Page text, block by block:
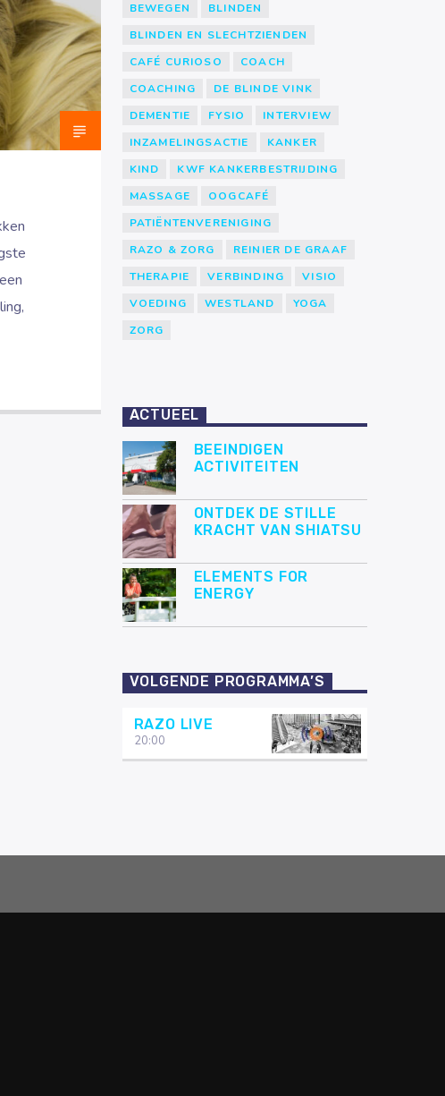
BEWEGEN
BLINDEN
BLINDEN EN SLECHTZIENDEN
CAFÉ CURIOSO
COACH
COACHING
DE BLINDE VINK
DEMENTIE
FYSIO
INTERVIEW
INZAMELINGSACTIE
KANKER
KIND
KWF KANKERBESTRIJDING
MASSAGE
OOGCAFÉ
PATIËNTENVERENIGING
RAZO & ZORG
REINIER DE GRAAF
THERAPIE
VERBINDING
VISIO
VOEDING
WESTLAND
YOGA
ZORG
ACTUEEL
BEEINDIGEN
ACTIVITEITEN
ONTDEK DE STILLE
KRACHT VAN SHIATSU
ELEMENTS FOR
ENERGY
VOLGENDE PROGRAMMA’S
RAZO LIVE
20:00